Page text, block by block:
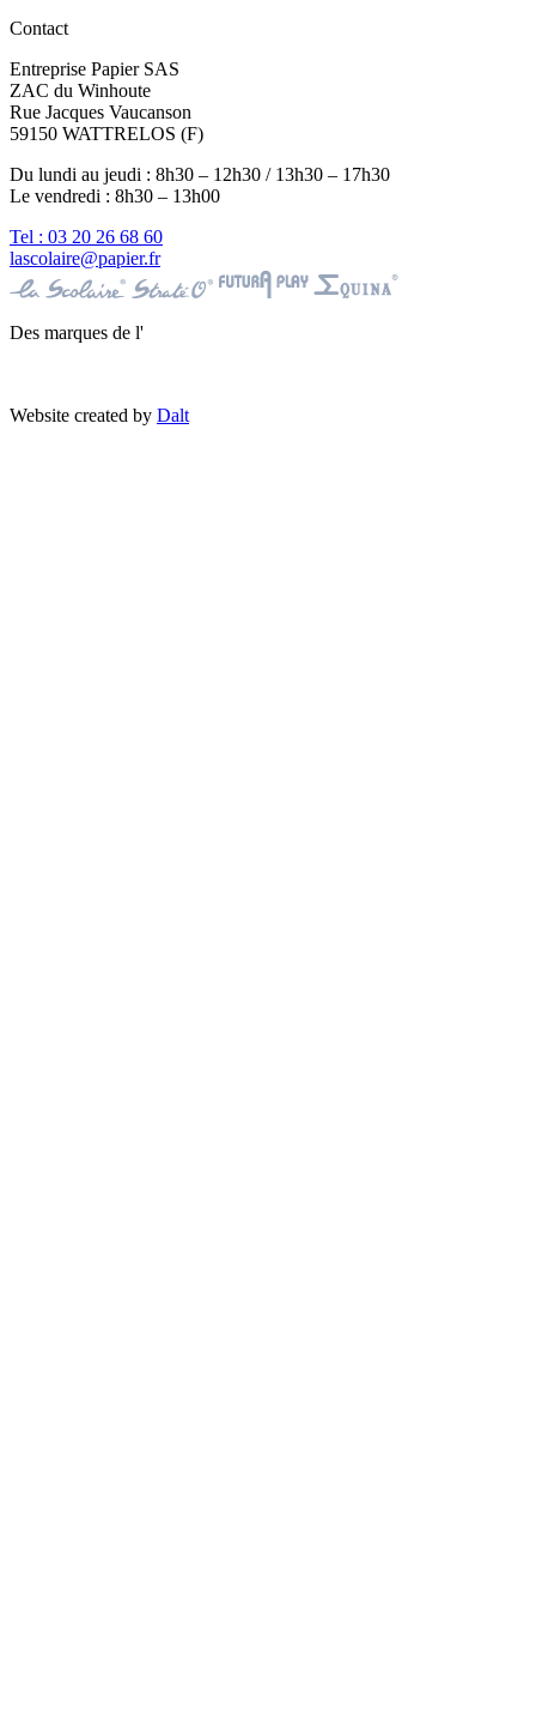
Contact
Entreprise Papier SAS
ZAC du Winhoute
Rue Jacques Vaucanson
59150 WATTRELOS (F)
Du lundi au jeudi : 8h30 – 12h30 / 13h30 – 17h30
Le vendredi : 8h30 – 13h00
Tel : 03 20 26 68 60
lascolaire@papier.fr
Des marques de l'
Website created by Dalt